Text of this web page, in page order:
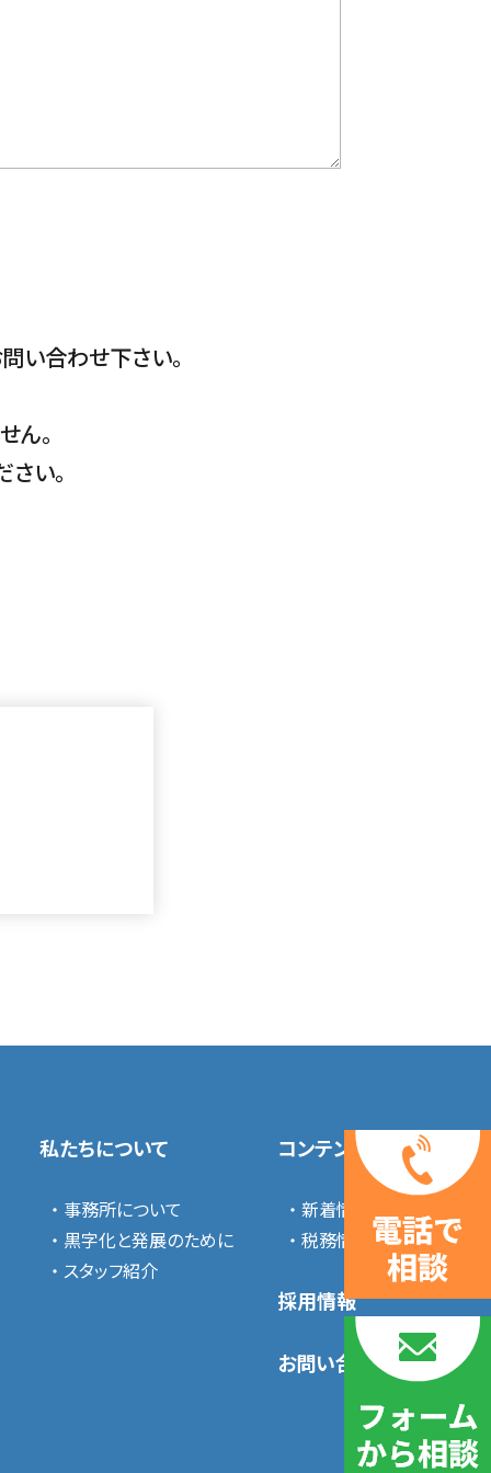
い合わせ下さい。
ん。
い。
私たちについて
・ 事務所について
・ 黒字化と発展のために
・ スタッフ紹介
コンテンツ
・ 新着情報
・ 税務情報コラム
採用情報
お問い合わせ